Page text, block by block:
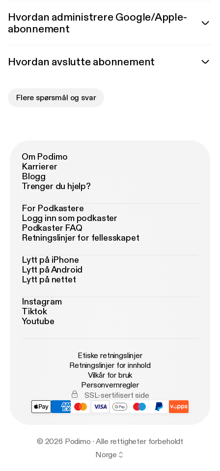
Hvordan administrere Google/Apple-
abonnement
Hvordan avslutte abonnement
Flere spørsmål og svar
Om Podimo
Karrierer
Blogg
Trenger du hjelp?
For Podkastere
Logg inn som podkaster
Podkaster FAQ
Retningslinjer for fellesskapet
Lytt på iPhone
Lytt på Android
Lytt på nettet
Instagram
Tiktok
Youtube
Etiske retningslinjer
Retningslinjer for innhold
Vilkår for bruk
Personvernregler
SSL-sertifisert side
© 2026 Podimo · Alle rettigheter forbeholdt
Norge